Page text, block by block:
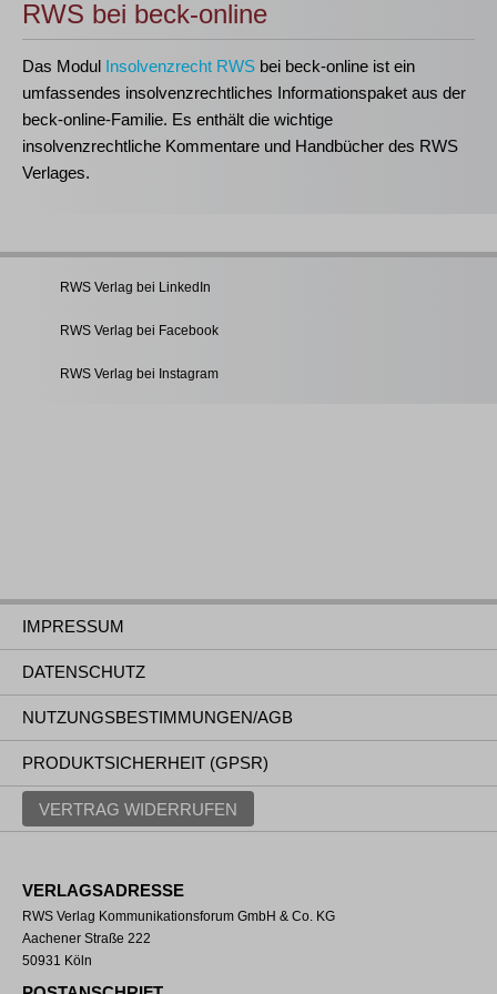
RWS bei beck-online
Das Modul Insolvenzrecht RWS bei beck-online ist ein
umfassendes insolvenzrechtliches Informationspaket aus der
beck-online-Familie. Es enthält die wichtige
insolvenzrechtliche Kommentare und Handbücher des RWS
Verlages.
RWS Verlag bei LinkedIn
RWS Verlag bei Facebook
RWS Verlag bei Instagram
IMPRESSUM
DATENSCHUTZ
NUTZUNGSBESTIMMUNGEN/AGB
PRODUKTSICHERHEIT (GPSR)
VERTRAG WIDERRUFEN
VERLAGSADRESSE
RWS Verlag Kommunikationsforum GmbH & Co. KG
Aachener Straße 222
50931 Köln